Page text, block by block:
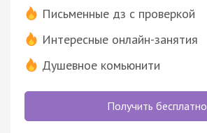
Письменные дз с проверкой
Интересные онлайн-занятия
Душевное комьюнити
Получить бесплатно